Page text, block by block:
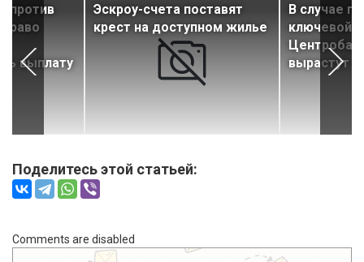
против
выплату
Эскроу-счета поставят
крест на доступном жилье
В случае
ключевой
вырастут
Поделитесь этой статьей:
Comments are disabled